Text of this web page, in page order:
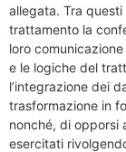
allegata. Tra
trattamento la
loro
e le logiche del
l’integrazione dei
trasformazione in
nonché, di opporsi
esercitati